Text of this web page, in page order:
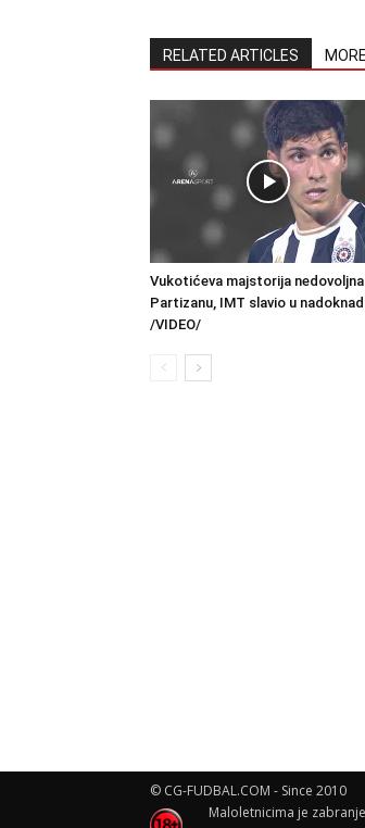
RELATED ARTICLES
Vukotićeva majstorija nedovoljna
Partizanu, IMT slavio u
/VIDEO/
© CG-FUDBAL.COM - Since 2010
Maloletnicima je